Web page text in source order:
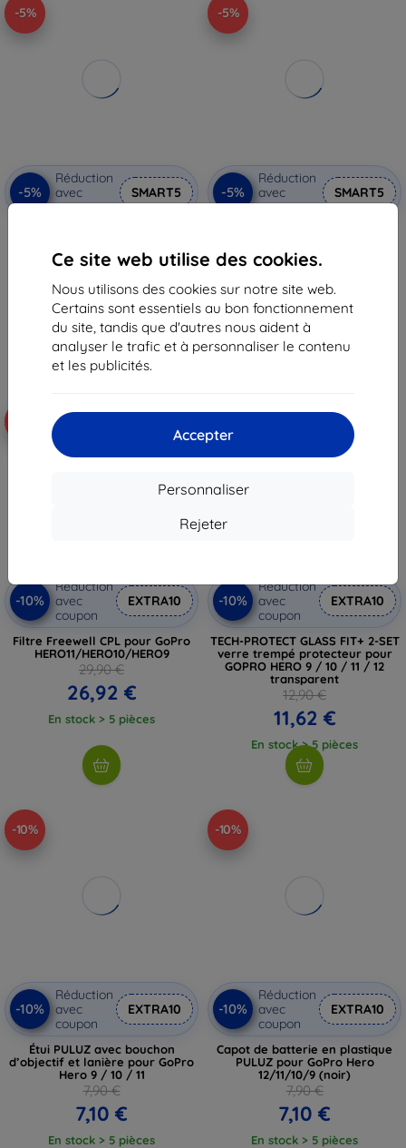
Ce site web utilise des cookies.
Nous utilisons des cookies sur notre site web.
Certains sont essentiels au bon fonctionnement
du site, tandis que d'autres nous aident à
analyser le trafic et à personnaliser le contenu
et les publicités.
Accepter
Personnaliser
Rejeter
-5%
-5%
Réduction
avec
coupon
SMART5
17,90 €
17,00 €
En stock > 5 pièces
-5%
-5%
Réduction
avec
coupon
SMART5
10,90 €
10,36 €
En stock > 5 pièces
-10%
Réduction
avec
coupon
EXTRA10
Filtre Freewell CPL pour GoPro
HERO11/HERO10/HERO9
29,90 €
26,92 €
En stock > 5 pièces
-10%
Réduction
avec
coupon
EXTRA10
TECH-PROTECT GLASS FIT+ 2-SET
verre trempé protecteur pour
GOPRO HERO 9 / 10 / 11 / 12
transparent
12,90 €
11,62 €
En stock > 5 pièces
-10%
-10%
Réduction
avec
coupon
EXTRA10
Étui PULUZ avec bouchon
d’objectif et lanière pour GoPro
Hero 9 / 10 / 11
7,90 €
7,10 €
En stock > 5 pièces
-10%
-10%
Réduction
avec
coupon
EXTRA10
Capot de batterie en plastique
PULUZ pour GoPro Hero
12/11/10/9 (noir)
7,90 €
7,10 €
En stock > 5 pièces